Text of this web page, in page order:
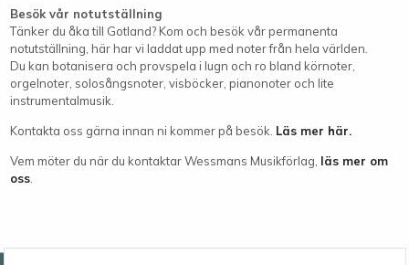
Besök vår notutställning
Tänker du åka till Gotland? Kom och besök vår permanenta
notutställning, här har vi laddat upp med noter från hela världen.
Du kan botanisera och provspela i lugn och ro bland körnoter,
orgelnoter, solosångsnoter, visböcker, pianonoter och lite
instrumentalmusik.
Kontakta oss gärna innan ni kommer på besök. Läs mer här.
Vem möter du när du kontaktar Wessmans Musikförlag, läs mer om
oss.